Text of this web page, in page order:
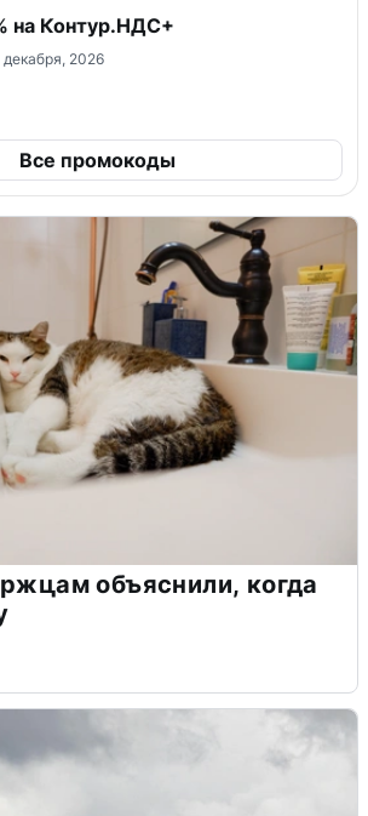
на Контур.НДС+
2026
Все промокоды
объяснили, когда